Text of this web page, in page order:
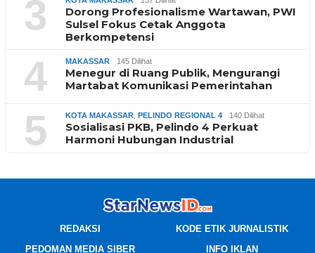
3
Dorong Profesionalisme Wartawan, PWI
Sulsel Fokus Cetak Anggota
Berkompetensi
4 MAKASSAR 145 Dilihat
Menegur di Ruang Publik, Mengurangi
Martabat Komunikasi Pemerintahan
5 KOTA MAKASSAR PELINDO REGIONAL 4 140 Dilihat
Sosialisasi PKB, Pelindo 4 Perkuat
Harmoni Hubungan Industrial
REDAKSI
KODE ETIK JURNALISTIK
PEDOMAN MEDIA SIBER
INFO IKLAN